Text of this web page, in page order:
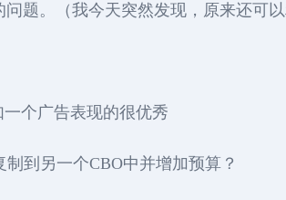
题。（我今天突然发现，原来还可
个广告表现的很优秀
到另一个CBO中并增加预算？